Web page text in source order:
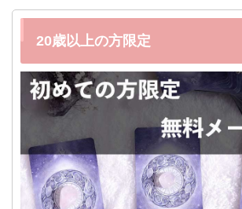
20歳以上の方限定